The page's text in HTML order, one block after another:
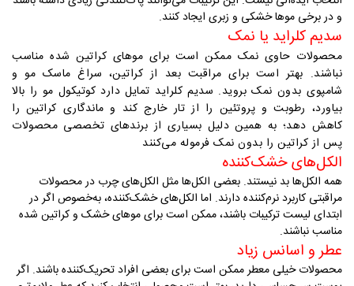
و در برخی موها خشکی و زبری ایجاد کنند.
سدیم کلراید یا نمک
محصولات حاوی نمک ممکن است برای موهای کراتین شده مناسب
نباشند. بهتر است برای مراقبت بعد از کراتین، سراغ ماسک مو و
شامپوی بدون نمک بروید. سدیم کلراید تمایل دارد کوتیکول مو را بالا
بیاورد، رطوبت و پروتئین را از تار خارج کند و ماندگاری کراتین را
کاهش دهد؛ به همین دلیل بسیاری از برندهای تخصصی محصولات
پس از کراتین را بدون نمک فرموله می‌کنند
الکل‌های خشک‌کننده
همه الکل‌ها بد نیستند. بعضی الکل‌ها مثل الکل‌های چرب در محصولات
مراقبتی کاربرد نرم‌کننده دارند. اما الکل‌های خشک‌کننده، به‌خصوص اگر در
ابتدای لیست ترکیبات باشند، ممکن است برای موهای خشک و کراتین شده
مناسب نباشند.
عطر و اسانس زیاد
محصولات خیلی معطر ممکن است برای بعضی افراد تحریک‌کننده باشند. اگر